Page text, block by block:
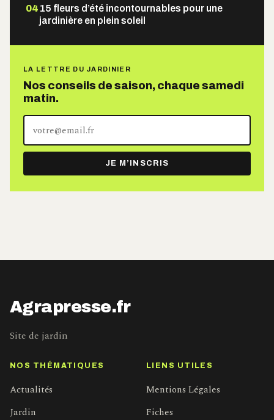
04 15 fleurs d’été incontournables pour une
jardinière en plein soleil
LA LETTRE DU JARDINIER
Nos conseils de saison, chaque samedi
matin.
Votre
adresse
e-
mail
JE M’INSCRIS
Agrapresse.fr
Site de jardin
NOS THÉMATIQUES
Actualités
Jardin
LIENS UTILES
Mentions Légales
Fiches